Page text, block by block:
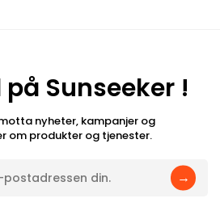
Sunseeker !
nyheter, kampanjer og
om produkter og tjenester.
→